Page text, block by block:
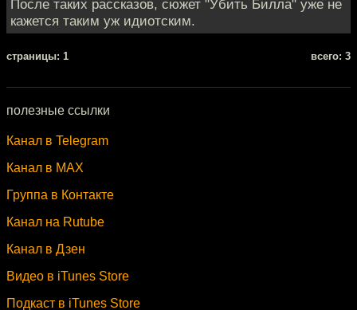
После таких рассказов, сюжет "Убить Билла" уже не
кажется таким уж идиотским.
cтраницы: 1 всего: 3
полезные ссылки
Канал в Telegram
Канал в MAX
Группа в Контакте
Канал на Rutube
Канал в Дзен
Видео в iTunes Store
Подкаст в iTunes Store